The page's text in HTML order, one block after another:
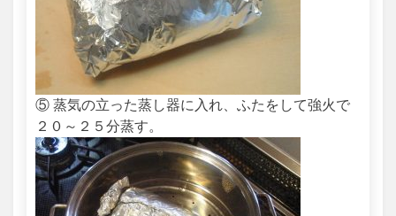
⑤ 蒸気の立った蒸し器に入れ、ふたをして強火で
２０～２５分蒸す。